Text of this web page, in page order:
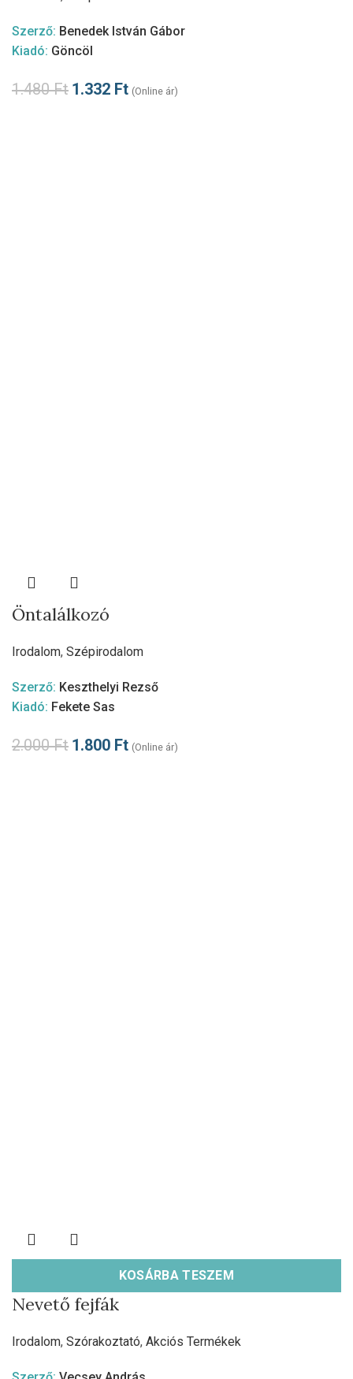
Szerző: Benedek István Gábor
Kiadó: Göncöl
1.480Ft 1.332 Ft (Online ár)
Öntalálkozó
Irodalom, Szépirodalom
Szerző: Keszthelyi Rezső
Kiadó: Fekete Sas
2.000Ft 1.800 Ft (Online ár)
KOSÁRBA TESZEM
Nevető fejfák
Irodalom, Szórakoztató, Akciós Termékek